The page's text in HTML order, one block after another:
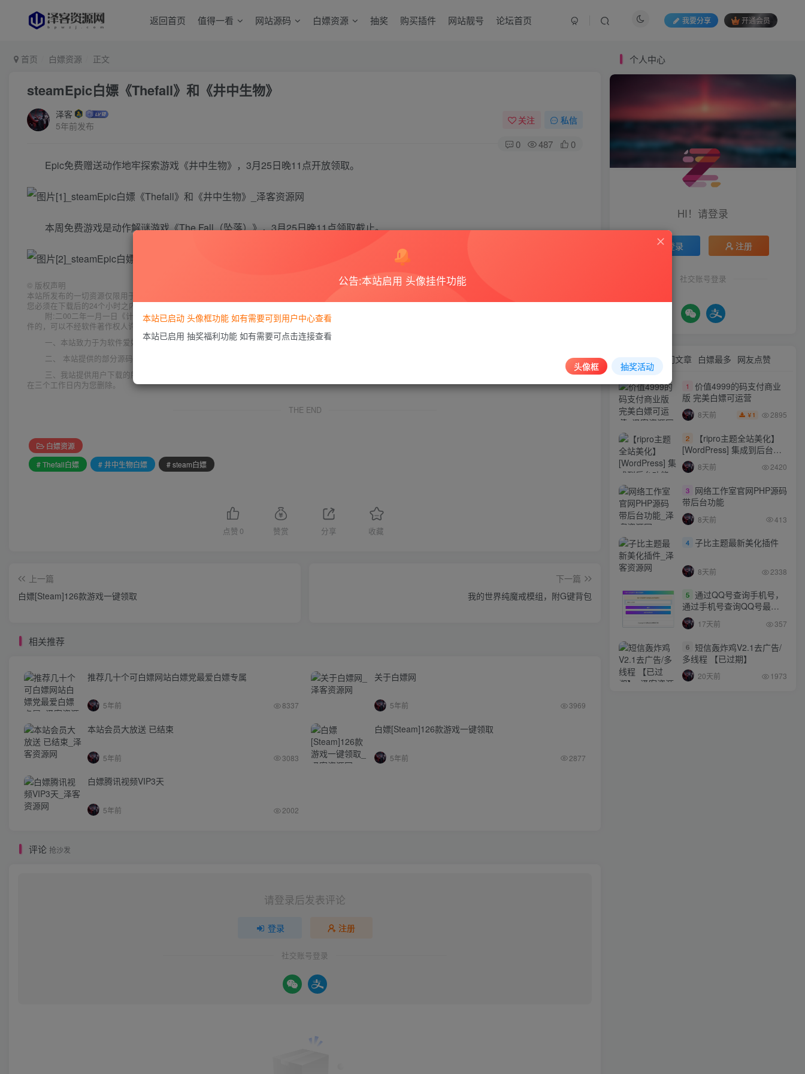
返回首页 值得一看 网站源码 白嫖资源 抽奖 购买插件 网站靓号 论坛首页 我要分享 开通会员
首页 白嫖资源 正文
steamEpic白嫖《Thefall》和《井中生物》
泽客
5年前发布
关注 私信
0 487 0
Epic免费赠送动作地牢探索游戏《井中生物》，3月25日晚11点开放领取。
本周免费游戏是动作解谜游戏《The Fall（坠落）》，3月25日晚11点领取截止。
© 版权声明
本站所发布的一切资源仅限用于学习和研究目的;不得将上述内容用于商业或者非法用途，否则，一切后果请用户自负。本站信息来自网络，版权争议与本站无关。
您必须在下载后的24个小时之内，从您的电脑中彻底删除上述内容。如果您喜欢该程序，请支持正版软件，购买注册，得到更好的正版服务。
附:二00二年一月一日《计算机软件保护条例》第十七条规定:为了学习和研究软件内含的设计思想和原理，通过安装、显示、传输或者存储软件等方式使用软
件的，可以不经软件著作权人许可，不向其支付报酬!鉴于此，也希望大家按此说明研究软件!
一、本站致力于为软件爱好者提供国内外软件开发技术和软件共享，着力为用户提供优资资源。
二、 本站提供的部分源码下载文件为网络共享资源，请于下载后的24小时内删除。如需体验更多乐趣，还请支持正版。
三、我站提供用户下载的所有内容均转自互联网。如有内容侵犯您的版权或其他利益的，若有侵犯你的权益请:
站长会进行审查之后，情况属实的会
在三个工作日内为您删除。
THE END
白嫖资源
# Thefall白嫖
# 井中生物白嫖 # steam白嫖
点赞 0 赞赏 分享 收藏
上一篇
白嫖[Steam]126款游戏一键领取
下一篇
我的世界纯魔戒模组，附G键背包
相关推荐
推荐几十个可白嫖网站白嫖党最爱白嫖专属
5年前 8337
关于白嫖网
5年前 3969
本站会员大放送 已结束
5年前 3083
白嫖[Steam]126款游戏一键领取
5年前 2877
白嫖腾讯视频VIP3天
5年前 2002
评论 抢沙发
请登录后发表评论
登录 注册
社交账号登录
个人中心
HI！请登录
登录 注册
社交账号登录
热门文章 白嫖最多 网友点赞
1
价值4999的码支付商业
版 完美白嫖可运营
8天前 ￥ 1 2895
2
【ripro主题全站美化】
[WordPress] 集成到后台功
能的全站美化包
WordPress…
8天前 2420
3
网络工作室官网PHP源码
带后台功能
8天前 413
4 子比主题最新美化插件
8天前 2338
5 通过QQ号查询手机号，
通过手机号查询QQ号最新
网站源码
17天前 357
6 短信轰炸鸡V2.1去广告/
多线程 【已过期】
20天前 1973
公告:本站启用 头像挂件功能
本站已启动 头像框功能 如有需要可到用户中心查看
本站已启用 抽奖福利功能 如有需要可点击连接查看
头像框 抽奖活动